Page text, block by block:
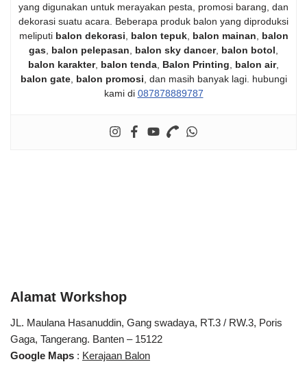
yang digunakan untuk merayakan pesta, promosi barang, dan
dekorasi suatu acara. Beberapa produk balon yang diproduksi
meliputi balon dekorasi balon tepuk, balon mainan
balon
gas balon pelepasan balon sky dancer, balon botol
balon karakter, balon tenda Balon Printing balon air,
balon gate, balon promosi , dan masih banyak lagi. hubungi
kami di 087878889787
Alamat Workshop
JL. Maulana Hasanuddin, Gang swadaya, RT.3 / RW.3, Poris
Gaga, Tangerang. Banten – 15122
Google Maps : Kerajaan Balon